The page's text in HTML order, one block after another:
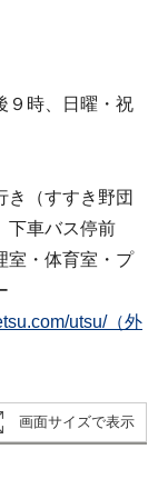
９時、日曜・祝
（すすき野団
下車バス停前
・体育室・プ
utsu/（外
画面サイズで表示